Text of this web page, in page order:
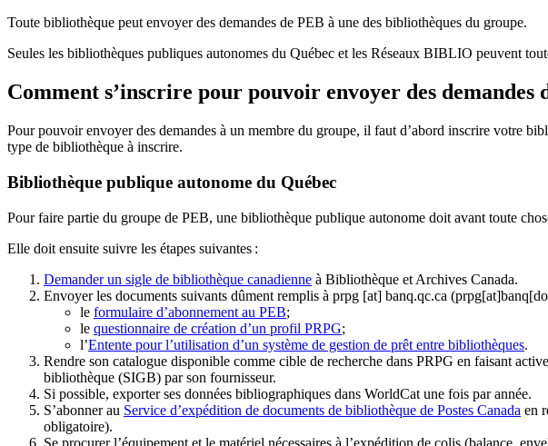
Toute bibliothèque peut envoyer des demandes de PEB à une des bibliothèques du groupe.
Seules les bibliothèques publiques autonomes du Québec et les Réseaux BIBLIO peuvent
Comment s’inscrire pour pouvoir envoyer des demandes
Pour pouvoir envoyer des demandes à un membre du groupe, il faut d’abord inscrire votre
type de bibliothèque à inscrire.
Bibliothèque publique autonome du Québec
Pour faire partie du groupe de PEB, une bibliothèque publique autonome doit avant toute
Elle doit ensuite suivre les étapes suivantes :
Demander un sigle de bibliothèque canadienne à Bibliothèque et Archives Canada.
Envoyer les documents suivants dûment remplis à prpg [at] banq.qc.ca
le formulaire d’abonnement au PEB;
le questionnaire de création d’un profil PRPG;
l’Entente pour l’utilisation d’un système de gestion de prêt entre bibliothèques.
Rendre son catalogue disponible comme cible de recherche dans PRPG en faisant
bibliothèque (SIGB) par son fournisseur.
Si possible, exporter ses données bibliographiques dans WorldCat une fois par année.
S’abonner au Service d’expédition de documents de bibliothèque de Postes Canada en
obligatoire).
Se procurer l’équipement et le matériel nécessaires à l’expédition de colis (balance,